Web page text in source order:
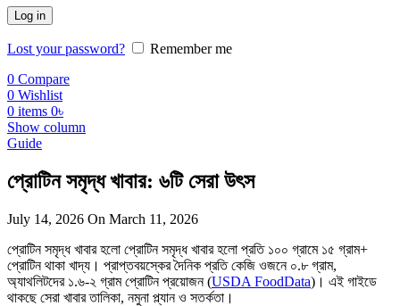
Log in
Lost your password?
Remember me
0 Compare
0 Wishlist
0 items 0৳
Show column
Guide
প্রোটিন সমৃদ্ধ খাবার: ৬টি সেরা উৎস
July 14, 2026 On March 11, 2026
প্রোটিন সমৃদ্ধ খাবার হলো প্রোটিন সমৃদ্ধ খাবার হলো প্রতি ১০০ গ্রামে ১৫ গ্রাম+
প্রোটিন থাকা খাদ্য। প্রাপ্তবয়স্কের দৈনিক প্রতি কেজি ওজনে ০.৮ গ্রাম,
অ্যাথলিটদের ১.৬-২ গ্রাম প্রোটিন প্রয়োজন (USDA FoodData)। এই গাইডে
থাকছে সেরা খাবার তালিকা, নমুনা প্ল্যান ও সতর্কতা।